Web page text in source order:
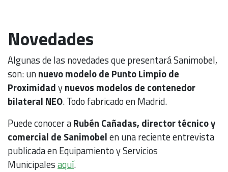
Novedades
Algunas de las novedades que presentará Sanimobel,
son: unnuevo modelo de Punto Limpio de
Proximidadynuevos modelos de contenedor
bilateral NEO. Todo fabricado en Madrid.
Puede conocer aRubén Cañadas, director técnico y
comercial de Sanimobelen una reciente entrevista
publicada en Equipamiento y Servicios
Municipalesaquí.